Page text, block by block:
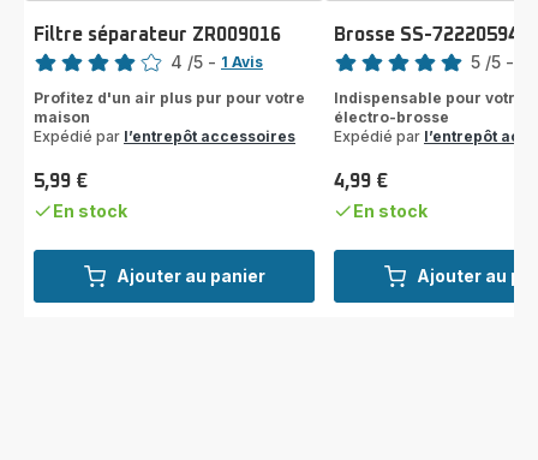
Ajouter au panier
Filtre séparateur ZR009016
Note
4
étoiles
4 /5 - 1 Avis
Profitez d'un air plus pur pour votre
maison
Expédié par l’entrepôt accessoires
Prix
5,99 €
En stock
Ajouter au
Brosse SS-
Note
5
étoiles
5 /5 -
Indispensable pour votre
électro-brosse
Expédié par l’entrepôt
Prix
4,99 €
En stock